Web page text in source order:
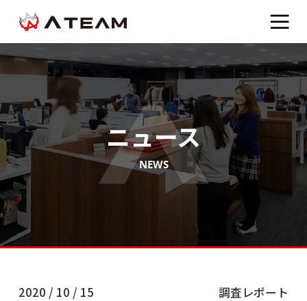
ニュース
NEWS
2020 / 10 / 15
調査レポート